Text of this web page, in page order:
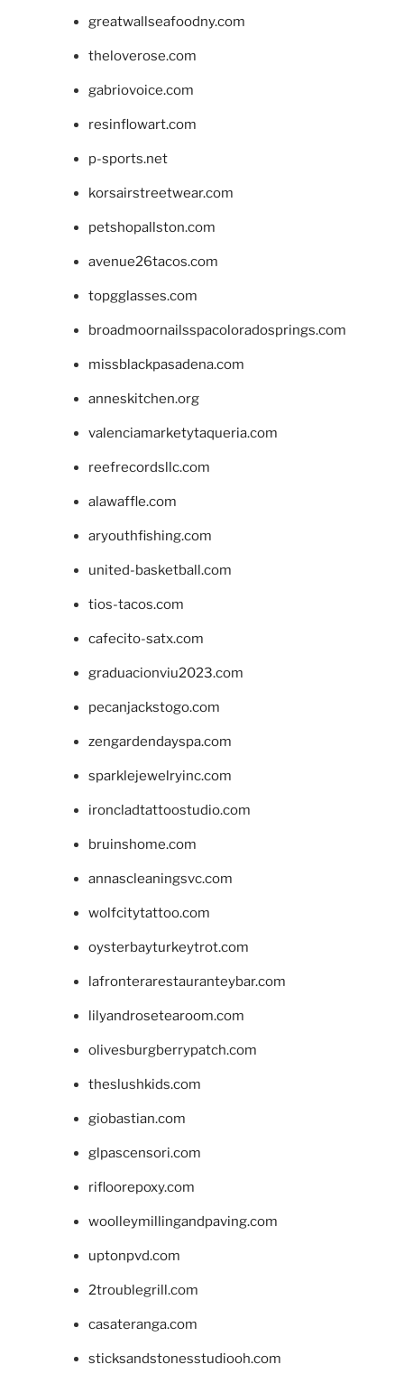
greatwallseafoodny.com
theloverose.com
gabriovoice.com
resinflowart.com
p-sports.net
korsairstreetwear.com
petshopallston.com
avenue26tacos.com
topgglasses.com
broadmoornailsspacoloradosprings.com
missblackpasadena.com
anneskitchen.org
valenciamarketytaqueria.com
reefrecordsllc.com
alawaffle.com
aryouthfishing.com
united-basketball.com
tios-tacos.com
cafecito-satx.com
graduacionviu2023.com
pecanjackstogo.com
zengardendayspa.com
sparklejewelryinc.com
ironcladtattoostudio.com
bruinshome.com
annascleaningsvc.com
wolfcitytattoo.com
oysterbayturkeytrot.com
lafronterarestauranteybar.com
lilyandrosetearoom.com
olivesburgberrypatch.com
theslushkids.com
giobastian.com
glpascensori.com
rifloorepoxy.com
woolleymillingandpaving.com
uptonpvd.com
2troublegrill.com
casateranga.com
sticksandstonesstudiooh.com